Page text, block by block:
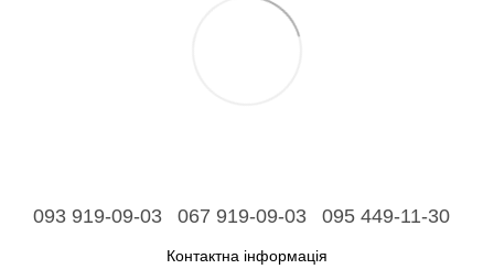
093 919-09-03 067 919-09-03 095 449-11-30
Контактна інформація